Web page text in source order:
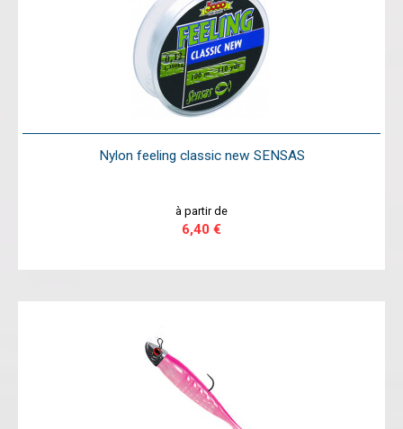
Nylon feeling classic new SENSAS
à partir de
6,40 €